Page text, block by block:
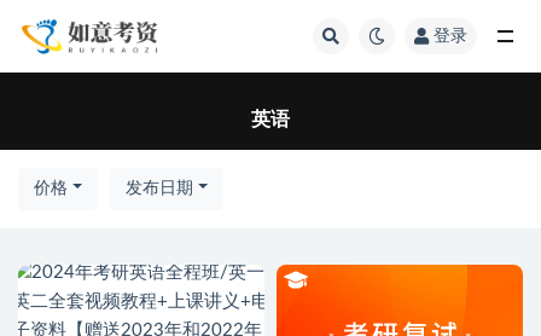
登录
英语
价格 发布日期